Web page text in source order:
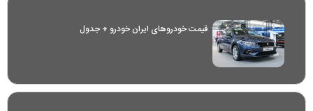
قیمت خودرو‌های ایران خودرو + جدول